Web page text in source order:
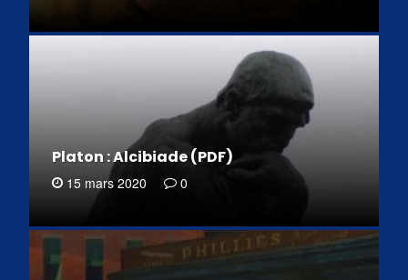
Platon : Alcibiade (PDF)
15 mars 2020 0